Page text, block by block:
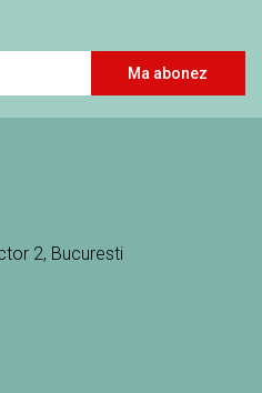
Ma abonez
2, Bucuresti